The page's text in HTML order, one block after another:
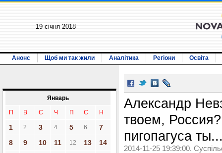
19 січня 2018
Анонс Щоб ми так жили Аналітика Регіони Освіта
Январь
П В С Ч П С Н
1 2 3 4 5 6
7
8
9 10 11 12 13 14
Александр
твоем,
пигопагуса
2014-11-25 19:39:00.